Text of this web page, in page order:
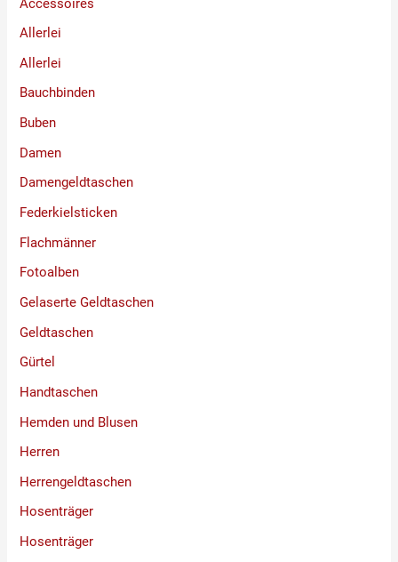
Allerlei
Allerlei
Bauchbinden
Buben
Damen
Damengeldtaschen
Federkielsticken
Flachmänner
Fotoalben
Gelaserte Geldtaschen
Geldtaschen
Gürtel
Handtaschen
Hemden und Blusen
Herren
Herrengeldtaschen
Hosenträger
Hosenträger